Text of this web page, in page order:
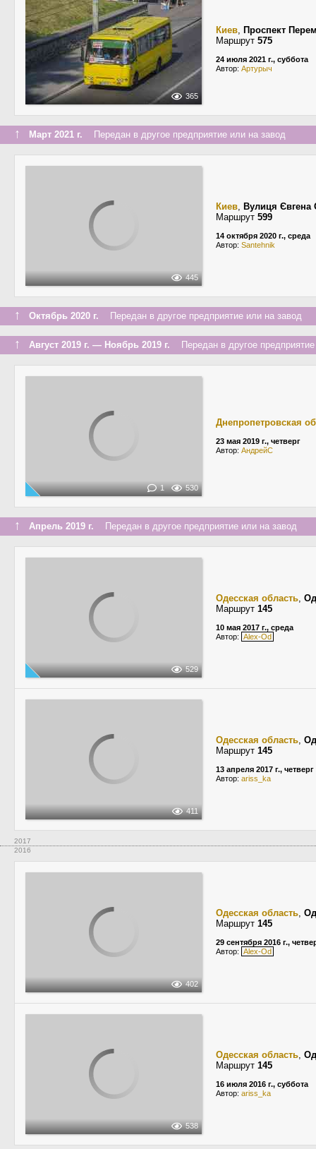
365
Киев, Проспект
Маршрут 575
24 июля 2021 г., суббота
Автор: Артурыч
↑ Март 2021 г. Передан в другое предприятие или на завод
445
Киев, Вулиця Євгена
Маршрут 599
14 октября 2020 г., среда
Автор: Santehnik
↑ Октябрь 2020 г. Передан в другое предприятие или на завод
↑ Август 2019 г. — Ноябрь 2019 г. Передан в другое
1 530
Днепропетровская
23 мая 2019 г., четверг
Автор: АндрейС
↑ Апрель 2019 г. Передан в другое предприятие или на завод
529
Одесская область,
Маршрут 145
10 мая 2017 г., среда
Автор: Alex-Od
411
Одесская область,
Маршрут 145
13 апреля 2017 г., четверг
Автор: ariss_ka
2017
2016
402
Одесская область,
Маршрут 145
29 сентября 2016 г.,
Автор: Alex-Od
538
Одесская область,
Маршрут 145
16 июля 2016 г., суббота
Автор: ariss_ka